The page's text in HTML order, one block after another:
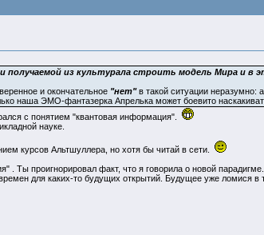
получаемой из культурала строить модель Мира и в
и окончательное "нет"в такой ситуации неразумно:
наша ЭМО-фантазерка Апрелька может боевито
с понятием "квантовая информация".
науке.
курсов Альтшуллера, но хотя бы читай в сети.
Ты проигнорировал факт, что я говорила о новой
для каких-то будущих открытий. Будущее уже ломися